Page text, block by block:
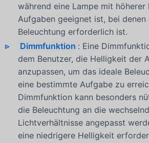
während eine Lampe mit
Aufgaben geeignet ist, bei denen
Beleuchtung erforderlich ist.
Dimmfunktion : Eine
dem Benutzer, die Helligkeit der
anzupassen, um das ideale
eine bestimmte Aufgabe zu
Dimmfunktion kann besonders
die Beleuchtung an die
Lichtverhältnisse angepasst
eine niedrigere Helligkeit